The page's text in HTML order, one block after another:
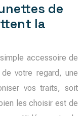
de
la
accessoire de
votre regard, une
vos traits, soit
les choisir est de